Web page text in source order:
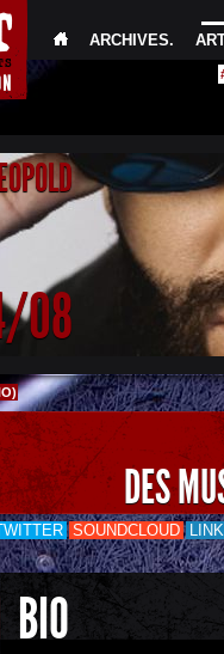
ARCHIVES.
08
DES
SOUNDCLOUD
BIO